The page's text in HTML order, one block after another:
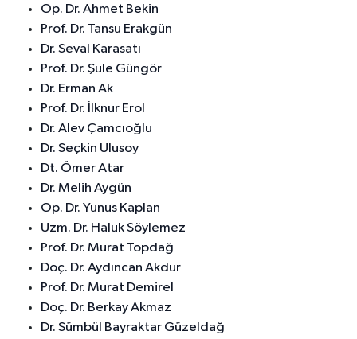
Op. Dr. Ahmet Bekin
Prof. Dr. Tansu Erakgün
Dr. Seval Karasatı
Prof. Dr. Şule Güngör
Dr. Erman Ak
Prof. Dr. İlknur Erol
Dr. Alev Çamcıoğlu
Dr. Seçkin Ulusoy
Dt. Ömer Atar
Dr. Melih Aygün
Op. Dr. Yunus Kaplan
Uzm. Dr. Haluk Söylemez
Prof. Dr. Murat Topdağ
Doç. Dr. Aydıncan Akdur
Prof. Dr. Murat Demirel
Doç. Dr. Berkay Akmaz
Dr. Sümbül Bayraktar Güzeldağ